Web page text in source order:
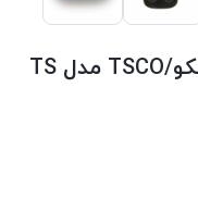
اسپیکر بلوتوثی قابل حمل تسکو/TSCO مدل TS